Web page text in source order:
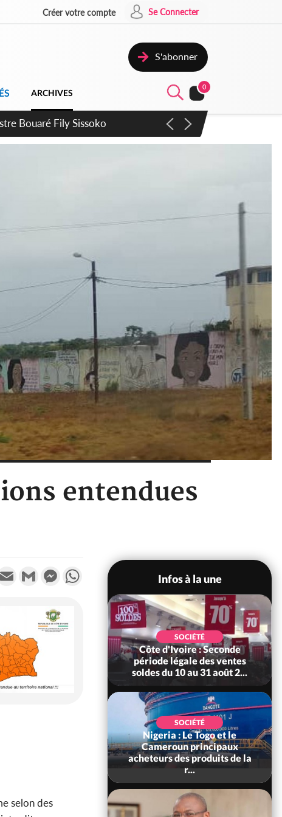
Créer votre compte Se Connecter
S'abonner
ARCHIVES
0
Dangote en juillet
entendues
TwitterEmail Gmail MessengerWhatsApp
selon des
Infos à la une
POLITIQUE
: Le ministre de la
somme les
de déclarer
leur...
SOCIÉTÉ
Côte d'Ivoire : Seconde
période légale des ventes
soldes du 10 au 31 août 2...
SOCIÉTÉ
Nigeria : Le Togo et le
Cameroun principaux
acheteurs des produits de la
r...